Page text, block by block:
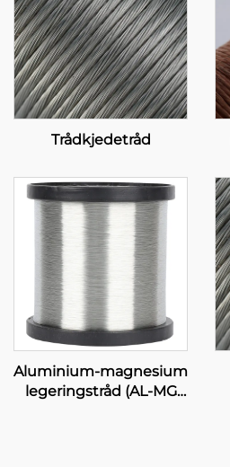
Trådkjedetråd
Aluminium-magnesium
legeringstråd (AL-MG